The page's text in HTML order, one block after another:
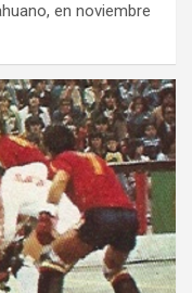
en noviembre